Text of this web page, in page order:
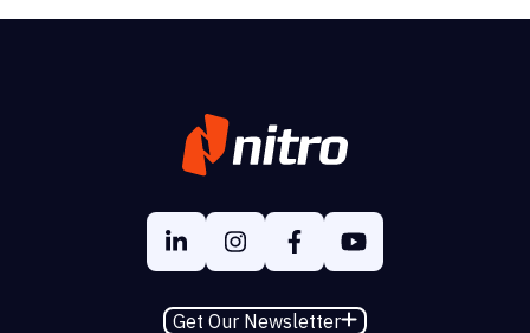
Get Our Newsletter